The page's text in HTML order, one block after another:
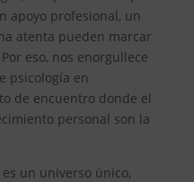
apoyo profesional, un
atenta pueden marcar
eso, nos enorgullece
psicología en
de encuentro donde el
personal son la
un universo único,